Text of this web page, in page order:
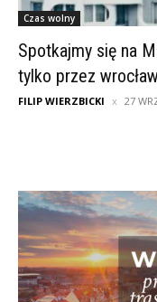
Czas wolny
Spotkajmy się na
tylko przez
FILIP WIERZBICKI 27